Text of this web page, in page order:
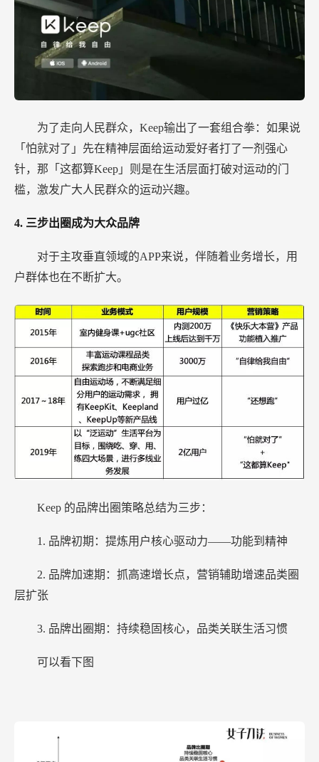
为了走向人民群众，Keep输出了一套组合拳：如果说
「怕就对了」先在精神层面给运动爱好者打了一剂强心
针，那「这都算Keep」则是在生活层面打破对运动的门
槛，激发广大人民群众的运动兴趣。
4. 三步出圈成为大众品牌
对于主攻垂直领域的APP来说，伴随着业务增长，用
户群体也在不断扩大。
Keep 的品牌出圈策略总结为三步：
1. 品牌初期：提炼用户核心驱动力——功能到精神
2. 品牌加速期：抓高速增长点，营销辅助增速品类圈
层扩张
3. 品牌出圈期：持续稳固核心，品类关联生活习惯
可以看下图